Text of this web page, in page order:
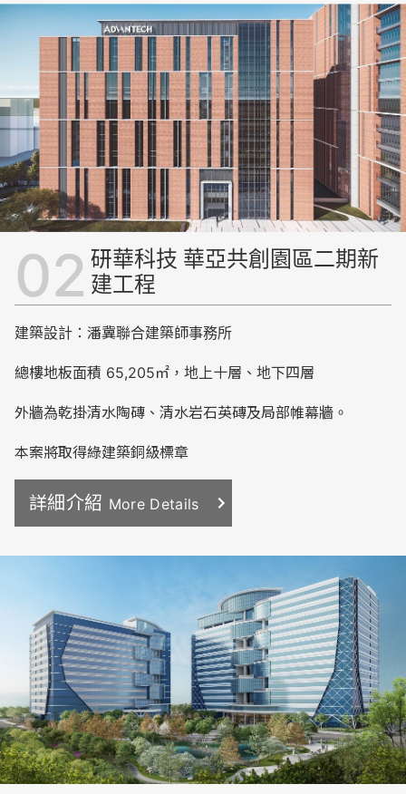
研華科技 華亞共創園區二期新
建工程
建築設計：潘冀聯合建築師事務所
總樓地板面積 65,205㎡，地上十層、地下四層
外牆為乾掛清水陶磚、清水岩石英磚及局部帷幕牆。
本案將取得綠建築銅級標章
詳細介紹 More Details